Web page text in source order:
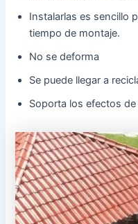
Instalarlas es sencillo
tiempo de montaje.
No se deforma
Se puede llegar a
Soporta los efectos